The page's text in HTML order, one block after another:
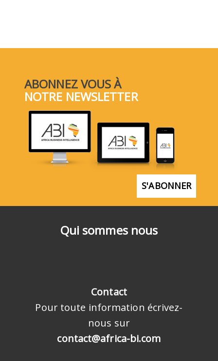
Qui sommes nous
Contact
Pour toute information écrivez-
nous sur
contact@africa-bi.com
ABONNEZ VOUS À
NOTRE NEWSLETTER
S'ABONNER